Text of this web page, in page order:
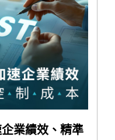
聞?
業績效、精準